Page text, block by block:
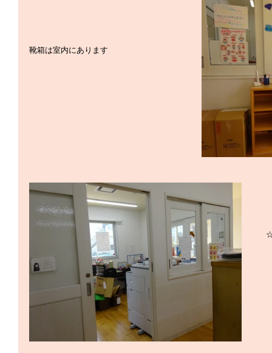
靴箱は室内にあります